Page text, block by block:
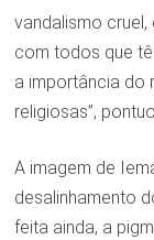
vandalismo
com todos que
a importância do
religiosas”,
A imagem de
desalinhamento
feita ainda, a